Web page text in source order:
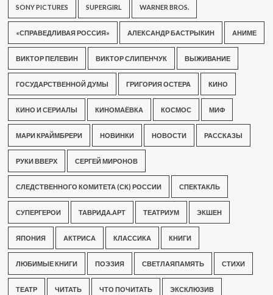
SONY PICTURES SUPERGIRL WARNER BROS.
«СПРАВЕДЛИВАЯ РОССИЯ» АЛЕКСАНДР БАСТРЫКИН АНИМЕ
ВИКТОР ПЕЛЕВИН ВИКТОР СЛИПЕНЧУК ВЫЖИВАНИЕ
ГОСУДАРСТВЕННОЙ ДУМЫ ГРИГОРИЯ ОСТЕРА КИНО
КИНО И СЕРИАЛЫ КИНОМАЁВКА КОСМОС МИФ
МАРИ КРАЙМБРЕРИ НОВИНКИ НОВОСТИ РАССКАЗЫ
РУКИ ВВЕРХ СЕРГЕЙ МИРОНОВ
СЛЕДСТВЕННОГО КОМИТЕТА (СК) РОССИИ СПЕКТАКЛЬ
СУПЕРГЕРОИ ТАВРИДА.АРТ ТЕАТРИУМ ЭКШЕН
ЯПОНИЯ АКТРИСА КЛАССИКА КНИГИ
ЛЮБИМЫЕ КНИГИ ПОЭЗИЯ СВЕТЛАЯПАМЯТЬ СТИХИ
ТЕАТР ЧИТАТЬ ЧТО ПОЧИТАТЬ ЭКСКЛЮЗИВ